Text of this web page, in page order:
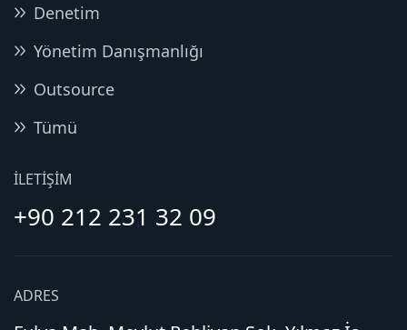
Denetim
Yönetim Danışmanlığı
Outsource
Tümü
İLETIŞIM
+90 212 231 32 09
ADRES